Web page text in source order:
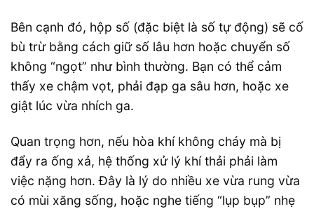
Bên cạnh đó, hộp số (đặc biệt là số tự động) sẽ cố
bù trừ bằng cách giữ số lâu hơn hoặc chuyển số
không “ngọt” như bình thường. Bạn có thể cảm
thấy xe chậm vọt, phải đạp ga sâu hơn, hoặc xe
giật lúc vừa nhích ga.
Quan trọng hơn, nếu hòa khí không cháy mà bị
đẩy ra ống xả, hệ thống xử lý khí thải phải làm
việc nặng hơn. Đây là lý do nhiều xe vừa rung vừa
có mùi xăng sống, hoặc nghe tiếng “lụp bụp” nhẹ